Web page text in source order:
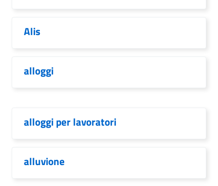
Alis
alloggi
alloggi per lavoratori
alluvione